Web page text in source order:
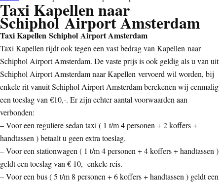
Taxi Kapellen naar
Schiphol Airport Amsterdam
Taxi Kapellen Schiphol Airport Amsterdam
Taxi Kapellen rijdt ook tegen een vast bedrag van Kapellen naar
Schiphol Airport Amsterdam. De vaste prijs is ook geldig als u van uit
Schiphol Airport Amsterdam naar Kapellen vervoerd wil worden, bij
enkele rit vanuit Schiphol Airport Amsterdam berekenen wij eenmalig
een toeslag van €10,-. Er zijn echter aantal voorwaarden aan
verbonden:
– Voor een reguliere sedan taxi ( 1 t/m 4 personen + 2 koffers +
handtassen ) betaalt u geen extra toeslag.
– Voor een stationwagen ( 1 t/m 4 personen + 4 koffers + handtassen )
geldt een toeslag van € 10,- enkele reis.
– Voor een bus ( 5 t/m 8 personen + 6 koffers + handtassen ) geldt een